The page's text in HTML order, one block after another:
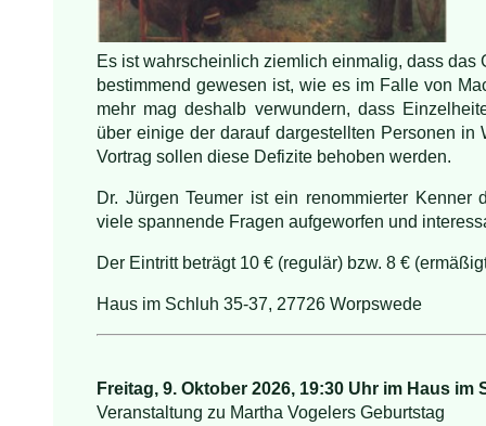
Es ist wahrscheinlich ziemlich einmalig, dass
bestimmend gewesen ist, wie es im Falle von
mehr mag deshalb verwundern, dass
über einige der darauf dargestellten Personen
Vortrag sollen diese Defizite behoben werden.
Dr. Jürgen Teumer ist ein renommierter
viele spannende Fragen aufgeworfen und
Der Eintritt beträgt 10 € (regulär) bzw. 8 €
Haus im Schluh 35-37, 27726 Worpswede
Freitag, 9. Oktober 2026, 19:30 Uhr im Haus im
Veranstaltung zu Martha Vogelers Geburtstag